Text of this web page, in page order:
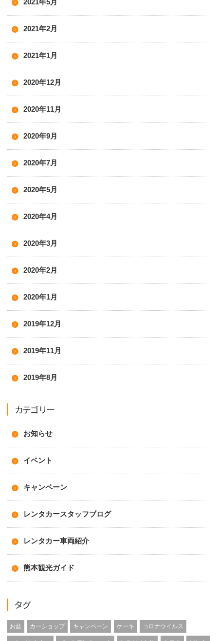
2021年5月
2021年2月
2021年1月
2020年12月
2020年11月
2020年9月
2020年7月
2020年5月
2020年4月
2020年3月
2020年2月
2020年1月
2019年12月
2019年11月
2019年8月
カテゴリー
お知らせ
イベント
キャンペーン
レンタカースタッフブログ
レンタカー車両紹介
熊本観光ガイド
タグ
お盆 カーショップ キャンペーン ケーキ コロナウイルス